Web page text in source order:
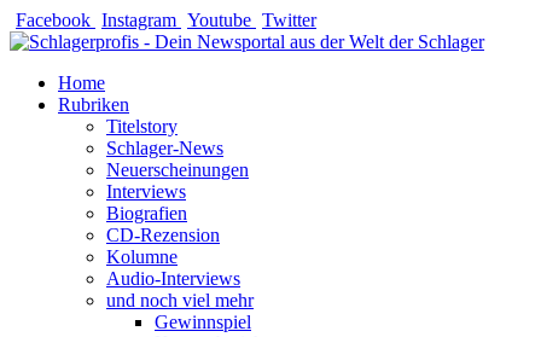
Zum
Inhalt
Facebook Instagram Youtube Twitter
Home
Rubriken
Titelstory
Schlager-News
Neuerscheinungen
Interviews
Biografien
CD-Rezension
Kolumne
Audio-Interviews
und noch viel mehr
Gewinnspiel